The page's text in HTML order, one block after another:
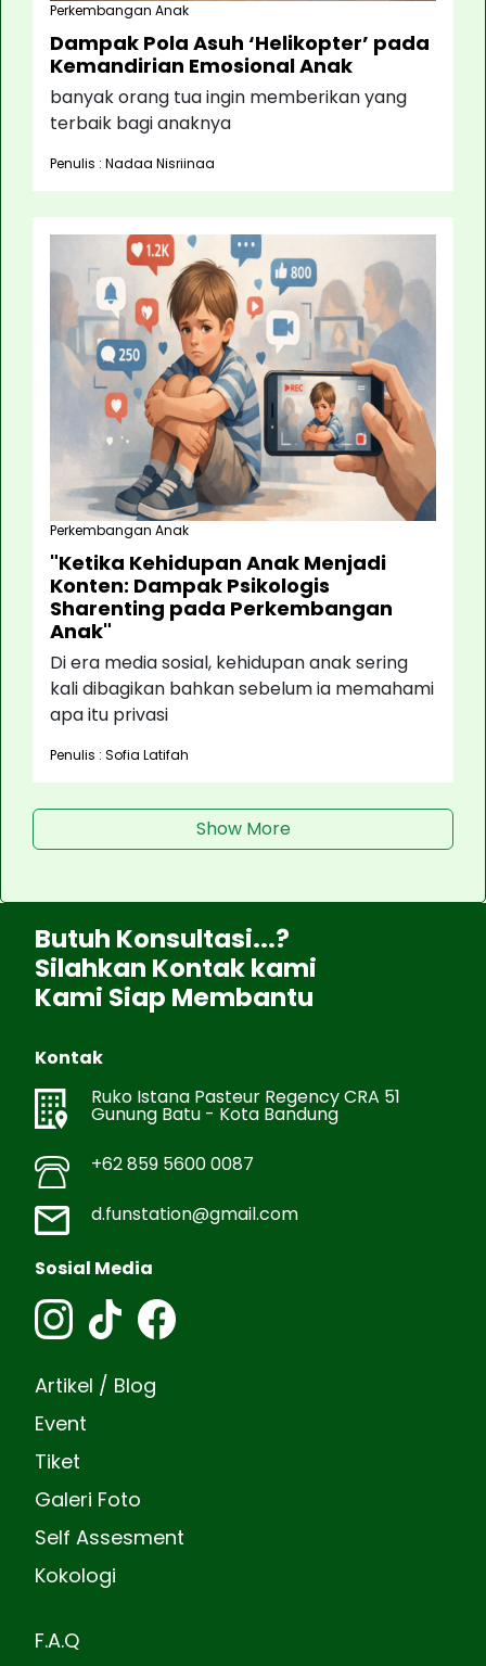
Perkembangan Anak
Dampak Pola Asuh ‘Helikopter’ pada
Kemandirian Emosional Anak
banyak orang tua ingin memberikan yang
terbaik bagi anaknya
Penulis : Nadaa Nisriinaa
Perkembangan Anak
"Ketika Kehidupan Anak Menjadi
Konten: Dampak Psikologis
Sharenting pada Perkembangan
Anak"
Di era media sosial, kehidupan anak sering
kali dibagikan bahkan sebelum ia memahami
apa itu privasi
Penulis : Sofia Latifah
Show More
Butuh Konsultasi...?
Silahkan Kontak kami
Kami Siap Membantu
Kontak
Ruko Istana Pasteur Regency CRA 51
Gunung Batu - Kota Bandung
+62 859 5600 0087
d.funstation@gmail.com
Sosial Media
Artikel / Blog
Event
Tiket
Galeri Foto
Self Assesment
Kokologi
F.A.Q